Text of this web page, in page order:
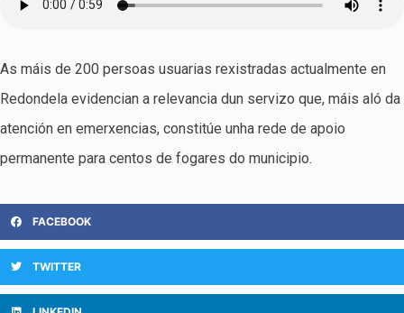
As máis de 200 persoas usuarias rexistradas actualmente en
Redondela evidencian a relevancia dun servizo que, máis aló da
atención en emerxencias, constitúe unha rede de apoio
permanente para centos de fogares do municipio.
FACEBOOK
TWITTER